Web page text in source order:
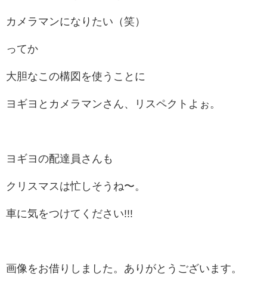
カメラマンになりたい（笑）
ってか
大胆なこの構図を使うことに
ヨギヨとカメラマンさん、リスペクトよぉ。
ヨギヨの配達員さんも
クリスマスは忙しそうね〜。
車に気をつけてください!!!
画像をお借りしました。ありがとうございます。